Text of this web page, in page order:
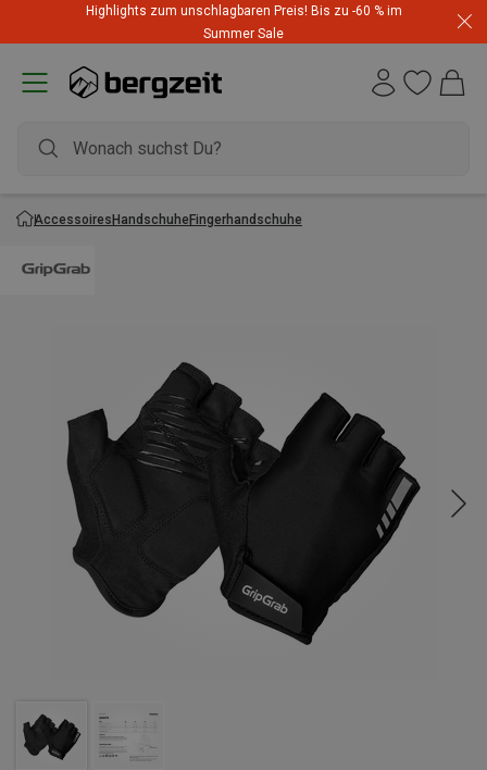
Highlights zum unschlagbaren Preis! Bis zu -60 % im
Summer Sale
AccessoiresHandschuheFingerhandschuhe